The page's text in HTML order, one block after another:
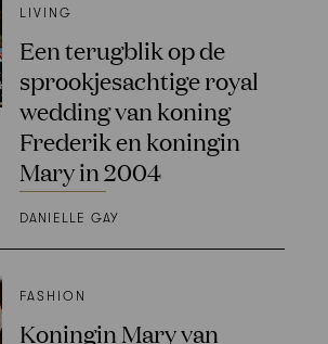
LIVING
Een terugblik op de
sprookjesachtige royal
wedding van koning
Frederik en koningin
Mary in 2004
DANIELLE GAY
FASHION
Koningin Mary van